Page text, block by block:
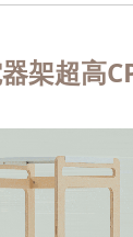
架超高